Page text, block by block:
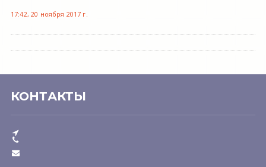
17:42, 20 ноября 2017 г.
КОНТАКТЫ